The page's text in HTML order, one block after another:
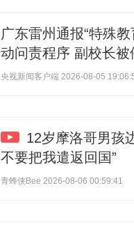
广东雷州通报“特殊
动问责程序 副校长被
央视新闻客户端 2026-08-05
12岁摩洛哥男孩
不要把我遣返回国”
青蜂侠Bee 2026-08-06 00:59:41